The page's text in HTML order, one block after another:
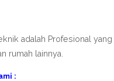
adalah Profesional
rumah lainnya.
: